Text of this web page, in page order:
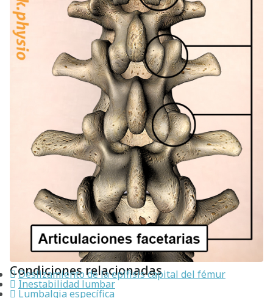
Condiciones relacionadas
Deslizamiento de la epífisis capital del fémur
Inestabilidad lumbar
Lumbalgia específica